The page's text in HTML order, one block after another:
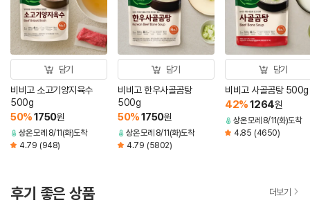
담기
50%1750원
비비고 소고기양지육수
500g
상온 모레 8/11(화)도착
4.79 (948)
담기
50%1750원
비비고 한우사골곰탕
500g
상온 모레 8/11(화)도착
4.79 (5802)
담기
42%1264원
비비고 사골곰탕 500g
상온 모레 8/11(화)도착
4.85 (4650)
후기 좋은 상품 더보기